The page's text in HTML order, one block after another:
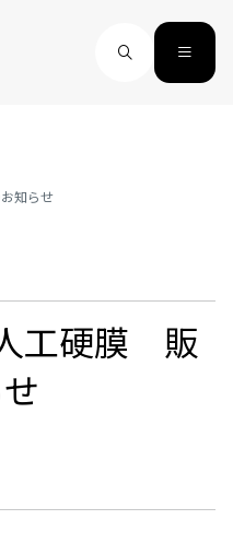
知らせ
工硬膜 販